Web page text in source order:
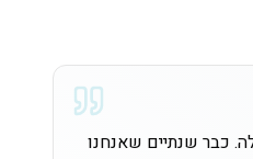
כבר שנתיים שאנחנו